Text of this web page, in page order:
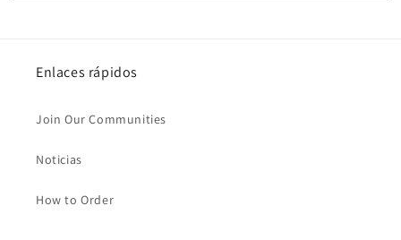
Enlaces rápidos
Join Our Communities
Noticias
How to Order